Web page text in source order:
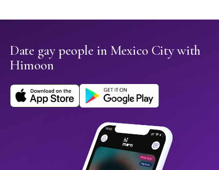
Date gay people in Mexico City with
Himoon